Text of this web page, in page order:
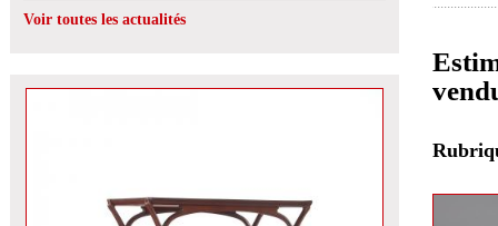
Voir toutes les actualités